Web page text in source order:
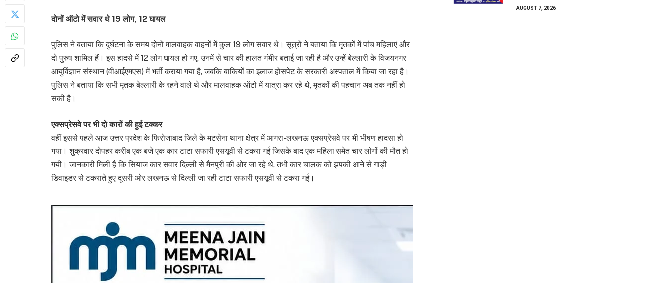
दोनों ऑटो में सवार थे 19 लोग, 12 घायल
पुलिस ने बताया कि दुर्घटना के समय दोनों मालवाहक वाहनों में कुल 19 लोग सवार थे। सूत्रों ने बताया कि मृतकों में पांच महिलाएं और
दो पुरुष शामिल हैं। इस हादसे में 12 लोग घायल हो गए, उनमें से चार की हालत गंभीर बताई जा रही है और उन्हें बेल्लारी के विजयनगर
आयुर्विज्ञान संस्थान (वीआईएमएस) में भर्ती कराया गया है, जबकि बाकियों का इलाज होसपेट के सरकारी अस्पताल में किया जा रहा है।
पुलिस ने बताया कि सभी मृतक बेल्लारी के रहने वाले थे और मालवाहक ऑटो में यात्रा कर रहे थे, मृतकों की पहचान अब तक नहीं हो
सकी है।
एक्सप्रेसवे पर भी दो कारों की हुई टक्कर
वहीं इससे पहले आज उत्तर प्रदेश के फिरोजाबाद जिले के मटसेना थाना क्षेत्र में आगरा-लखनऊ एक्सप्रेसवे पर भी भीषण हादसा हो
गया। शुक्रवार दोपहर करीब एक बजे एक कार टाटा सफारी एसयूवी से टकरा गई जिसके बाद एक महिला समेत चार लोगों की मौत हो
गयी। जानकारी मिली है कि सियाज कार सवार दिल्ली से मैनपुरी की ओर जा रहे थे, तभी कार चालक को झपकी आने से गाड़ी
डिवाइडर से टकराते हुए दूसरी ओर लखनऊ से दिल्ली जा रही टाटा सफारी एसयूवी से टकरा गई।
AUGUST 7, 2026